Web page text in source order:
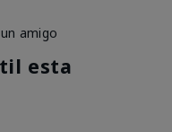
amigo
esta